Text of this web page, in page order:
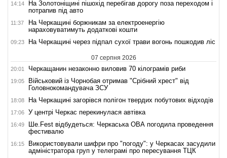
14:14
На Золотоніщині пішохід перебігав дорогу поза переходом і
потрапив під авто
11:37
На Черкащині боржникам за електроенергію
нараховуватимуть додаткові кошти
09:23 На Черкащині через підпал сухої трави вогонь пошкодив ліс
07 серпня 2026
20:01 Черкащанин незаконно виловив 70 кілограмів риби
19:05
Військовий із Чорнобая отримав "Срібний хрест" від
Головнокомандувача ЗСУ
18:08 На Черкащині загорівся полігон твердих побутових відходів
17:06 У центрі Черкас перекинулася автівка
16:49
Ше.Fest відбудеться: Черкаська ОВА погодила проведення
фестивалю
16:15
Використовували шифри про "погоду": у Черкасах засудили
адміністратора груп у телеграмі про пересування ТЦК